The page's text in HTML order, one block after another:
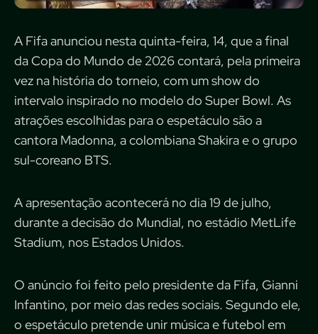
A Fifa anunciou nesta quinta-feira, 14, que a final
da Copa do Mundo de 2026 contará, pela primeira
vez na história do torneio, com um show do
intervalo inspirado no modelo do Super Bowl. As
atrações escolhidas para o espetáculo são a
cantora Madonna, a colombiana Shakira e o grupo
sul-coreano BTS.
A apresentação acontecerá no dia 19 de julho,
durante a decisão do Mundial, no estádio MetLife
Stadium, nos Estados Unidos.
O anúncio foi feito pelo presidente da Fifa, Gianni
Infantino, por meio das redes sociais. Segundo ele,
o espetáculo pretende unir música e futebol em